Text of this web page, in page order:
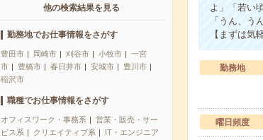
他の検索結果を見る
勤務地でお仕事情報をさがす
豊田市 岡崎市 刈谷市 小牧市
一宮
市
豊橋市 春日井市 安城市
豊川市
稲沢市
職種でお仕事情報をさがす
オフィスワーク・事務系
営業・販売・サー
ビス系
クリエイティブ系
IT・エンジニア
よ」「若い
「うん、う
【まずは気
勤務地
曜日頻度